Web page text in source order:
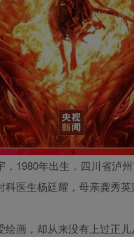
，1980年出生，四川省泸
科医生杨廷耀，母亲龚秀
画，却从来没有上过正儿